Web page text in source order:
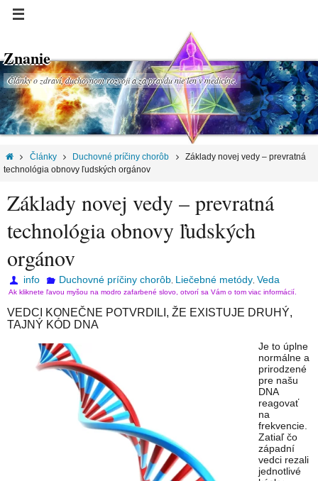
Znanie
Články o zdraví, duchovnom rozvoji a za pravdu nie len v medicíne.
Články Duchovné príčiny chorôb
Základy novej vedy – prevratná
technológia obnovy ľudských orgánov
Základy novej vedy – prevratná
technológia obnovy ľudských
orgánov
info Duchovné príčiny chorôb, Liečebné metódy, Veda
Ak kliknete ľavou myšou na modro zafarbené slovo, otvorí sa Vám o tom viac informácií.
VEDCI KONEČNE POTVRDILI, ŽE EXISTUJE DRUHÝ,
TAJNÝ KÓD DNA
Je to úplne
normálne a
prirodzené
pre našu
DNA
reagovať
na
frekvencie.
Zatiaľ čo
západní
vedci rezali
jednotlivé